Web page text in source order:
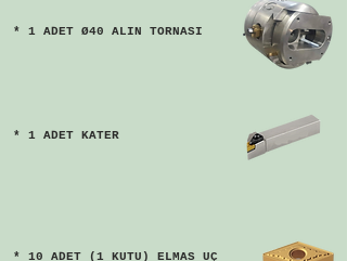
* 1 ADET Ø40 ALIN TORNASI
* 1 ADET KATER
* 10 ADET (1 KUTU) ELMAS UÇ